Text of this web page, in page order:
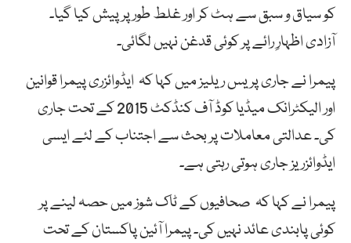
کو سیاق و سبق سے ہٹ کر اور غلط طور پر پیش کیا گیا۔
آزادی اظہارِ رائے پر کوئی قدغن نہیں لگائی۔
پیمرا نے جاری پریس ریلیز میں کہا کہ ایڈوائزری پیمرا قوانین
اور الیکٹرانک میڈیا کوڈ آف کنڈکٹ 2015 کے تحت جاری
کی۔ عدالتی معاملات پر بحث سے اجتناب کے لئے ایسی
ایڈوائزریز جاری ہوتی رہتی ہے۔
پیمرا نے کہا کہ صحافیوں کے ٹاک شوز میں حصہ لینے پر
کوئی پابندی عائد نہیں کی۔ پیمرا آئین پاکستان کے تحت